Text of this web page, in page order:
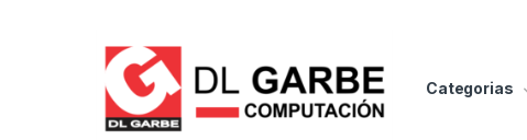
Categorias